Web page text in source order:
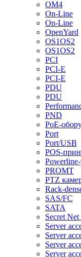
OM4
On-Line
On-Line
OpenYard
OS1OS2
OS1OS2
PCI
PCI-E
PCI-E
PDU
PDU
PND
PoE-
Port
Port/USB
POS-
PROMT
PTZ
Rack-
SAS/FC
SATA
Secret
Server
Server
Server
Server